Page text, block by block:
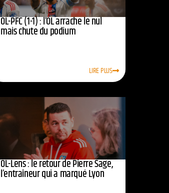
OL-PFC (1-1) : l’OL arrache le nul
mais chute du podium
LIRE PLUS
OL-Lens : le retour de Pierre Sage,
l’entraîneur qui a marqué Lyon